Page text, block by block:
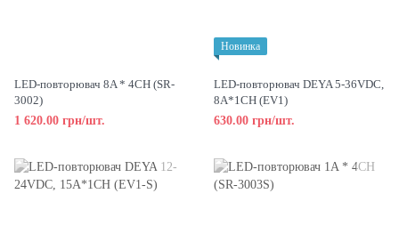
LED-повторювач 8A * 4CH (SR-
3002)
1 620.00 грн/шт.
Новинка
LED-повторювач DEYA 5-36VDC,
8A*1CH (EV1)
630.00 грн/шт.